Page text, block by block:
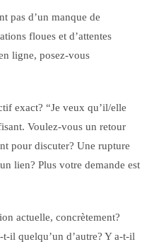
pas d’un manque de
floues et d’attentes
ligne, posez-vous
exact? “Je veux qu’il/elle
Voulez-vous un retour
pour discuter? Une rupture
lien? Plus votre demande est
actuelle, concrètement?
il quelqu’un d’autre? Y a-t-il